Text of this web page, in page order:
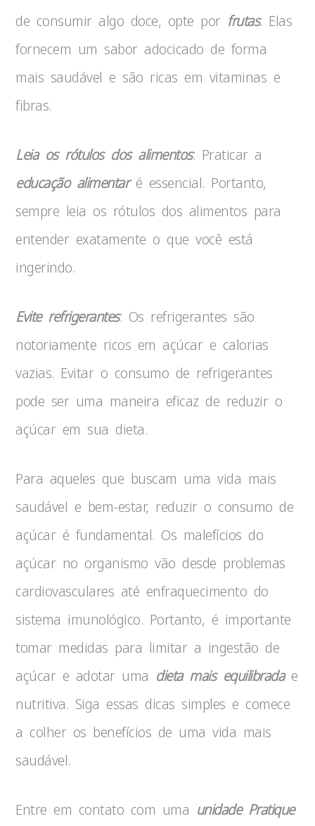
de consumir algo doce, opte por frutas. Elas
fornecem um sabor adocicado de forma
mais saudável e são ricas em vitaminas e
fibras.
Leia os rótulos dos alimentos: Praticar a
educação alimentaré essencial. Portanto,
sempre leia os rótulos dos alimentos para
entender exatamente o que você está
ingerindo.
Evite refrigerantes: Os refrigerantes são
notoriamente ricos em açúcar e calorias
vazias. Evitar o consumo de refrigerantes
pode ser uma maneira eficaz de reduzir o
açúcar em sua dieta.
Para aqueles que buscam uma vida mais
saudável e bem-estar, reduzir o consumo de
açúcar é fundamental. Os malefícios do
açúcar no organismo vão desde problemas
cardiovasculares até enfraquecimento do
sistema imunológico. Portanto, é importante
tomar medidas para limitar a ingestão de
açúcar e adotar uma dieta mais equilibradae
nutritiva. Siga essas dicas simples e comece
a colher os benefícios de uma vida mais
saudável.
Entre em contato com uma unidade Pratique